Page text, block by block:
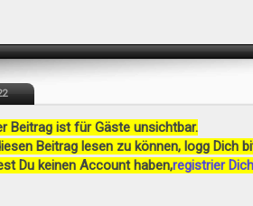
Beitrag ist für Gäste unsichtbar.
Beitrag lesen zu können, logg Dich
Du keinen Account haben,registrier Dich